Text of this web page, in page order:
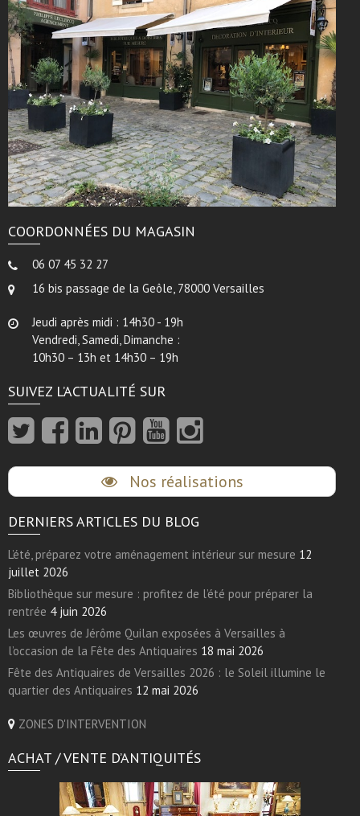
COORDONNÉES DU MAGASIN
06 07 45 32 27
16 bis passage de la Geôle, 78000 Versailles
Jeudi après midi : 14h30 - 19h
Vendredi, Samedi, Dimanche :
10h30 – 13h et 14h30 – 19h
SUIVEZ L’ACTUALITÉ SUR
Nos réalisations
DERNIERS ARTICLES DU BLOG
L’été, préparez votre aménagement intérieur sur mesure 12
juillet 2026
Bibliothèque sur mesure : profitez de l’été pour préparer la
rentrée 4 juin 2026
Les œuvres de Jérôme Quilan exposées à Versailles à
l’occasion de la Fête des Antiquaires 18 mai 2026
Fête des Antiquaires de Versailles 2026 : le Soleil illumine le
quartier des Antiquaires 12 mai 2026
ZONES D'INTERVENTION
ACHAT / VENTE D’ANTIQUITÉS